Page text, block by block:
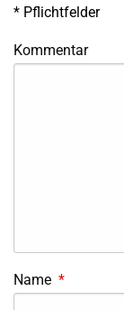
* Pflichtfelder
Kommentar
Name *